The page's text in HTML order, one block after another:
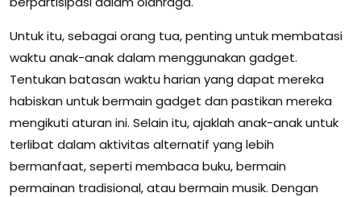
Untuk itu, sebagai orang tua, penting untuk membatasi
waktu anak-anak dalam menggunakan gadget.
Tentukan batasan waktu harian yang dapat mereka
habiskan untuk bermain gadget dan pastikan mereka
mengikuti aturan ini. Selain itu, ajaklah anak-anak untuk
terlibat dalam aktivitas alternatif yang lebih
bermanfaat, seperti membaca buku, bermain
permainan tradisional, atau bermain musik. Dengan